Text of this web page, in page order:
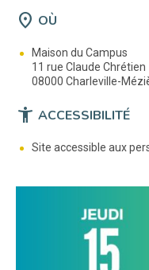
location_on OÙ
Maison du Campus
11 rue Claude Chrétien
08000 Charleville-
accessibility_new ACCESSIBILITÉ
Site accessible aux